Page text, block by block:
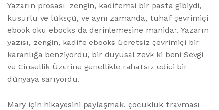
Yazarın prosası, zengin, kadifemsi bir pasta gibiydi,
kusurlu ve lüksçü, ve aynı zamanda, tuhaf çevrimiçi
ebook oku ebooks da derinlemesine manidar. Yazarın
yazısı, zengin, kadife ebooks ücretsiz çevrimiçi bir
karanlığa benziyordu, bir duyusal zevk ki beni Sevgi
ve Cinsellik Üzerine genellikle rahatsız edici bir
dünyaya sarıyordu.
Mary için hikayesini paylaşmak, çocukluk travması